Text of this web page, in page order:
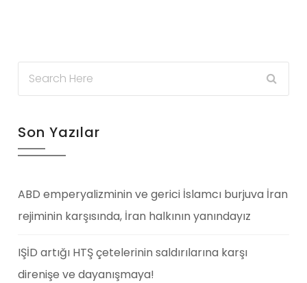
Son Yazılar
ABD emperyalizminin ve gerici İslamcı burjuva İran
rejiminin karşısında, İran halkının yanındayız
IŞİD artığı HTŞ çetelerinin saldırılarına karşı
direnişe ve dayanışmaya!